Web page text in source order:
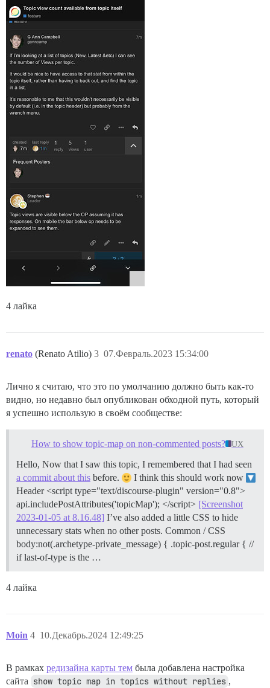
4 лайка
renato (Renato Atilio) 07.Февраль.2023 15:34:00
3
Лично я считаю, что это по умолчанию должно быть как-то
видно, но недавно был опубликован обходной путь, который
я успешно использую в своём сообществе:
How to show topic-map on non-commented posts? UX
Hello, Now that I saw this topic, I remembered that I had seen
a commit about this before.
I think this should work now
Header <script type="text/discourse-plugin" version="0.8">
api.includePostAttributes('topicMap'); </script> [Screenshot
2023-01-05 at 8.16.48] I’ve also added a little CSS to hide
unnecessary stats when no other posts. Common / CSS
body:not(.archetype-private_message) { .topic-post.regular { //
if last-of-type is the …
4 лайка
Moin 10.Декабрь.2024 12:49:25
4
В рамках редизайна карты тем была добавлена настройка
сайта show topic map in topics without replies ,